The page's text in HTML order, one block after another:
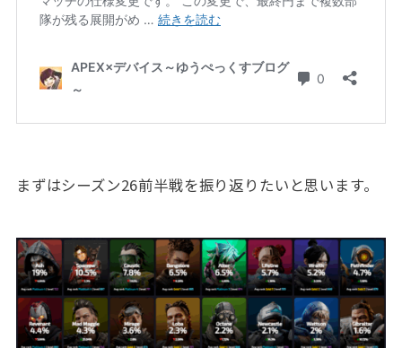
まずはシーズン26前半戦を振り返りたいと思います。